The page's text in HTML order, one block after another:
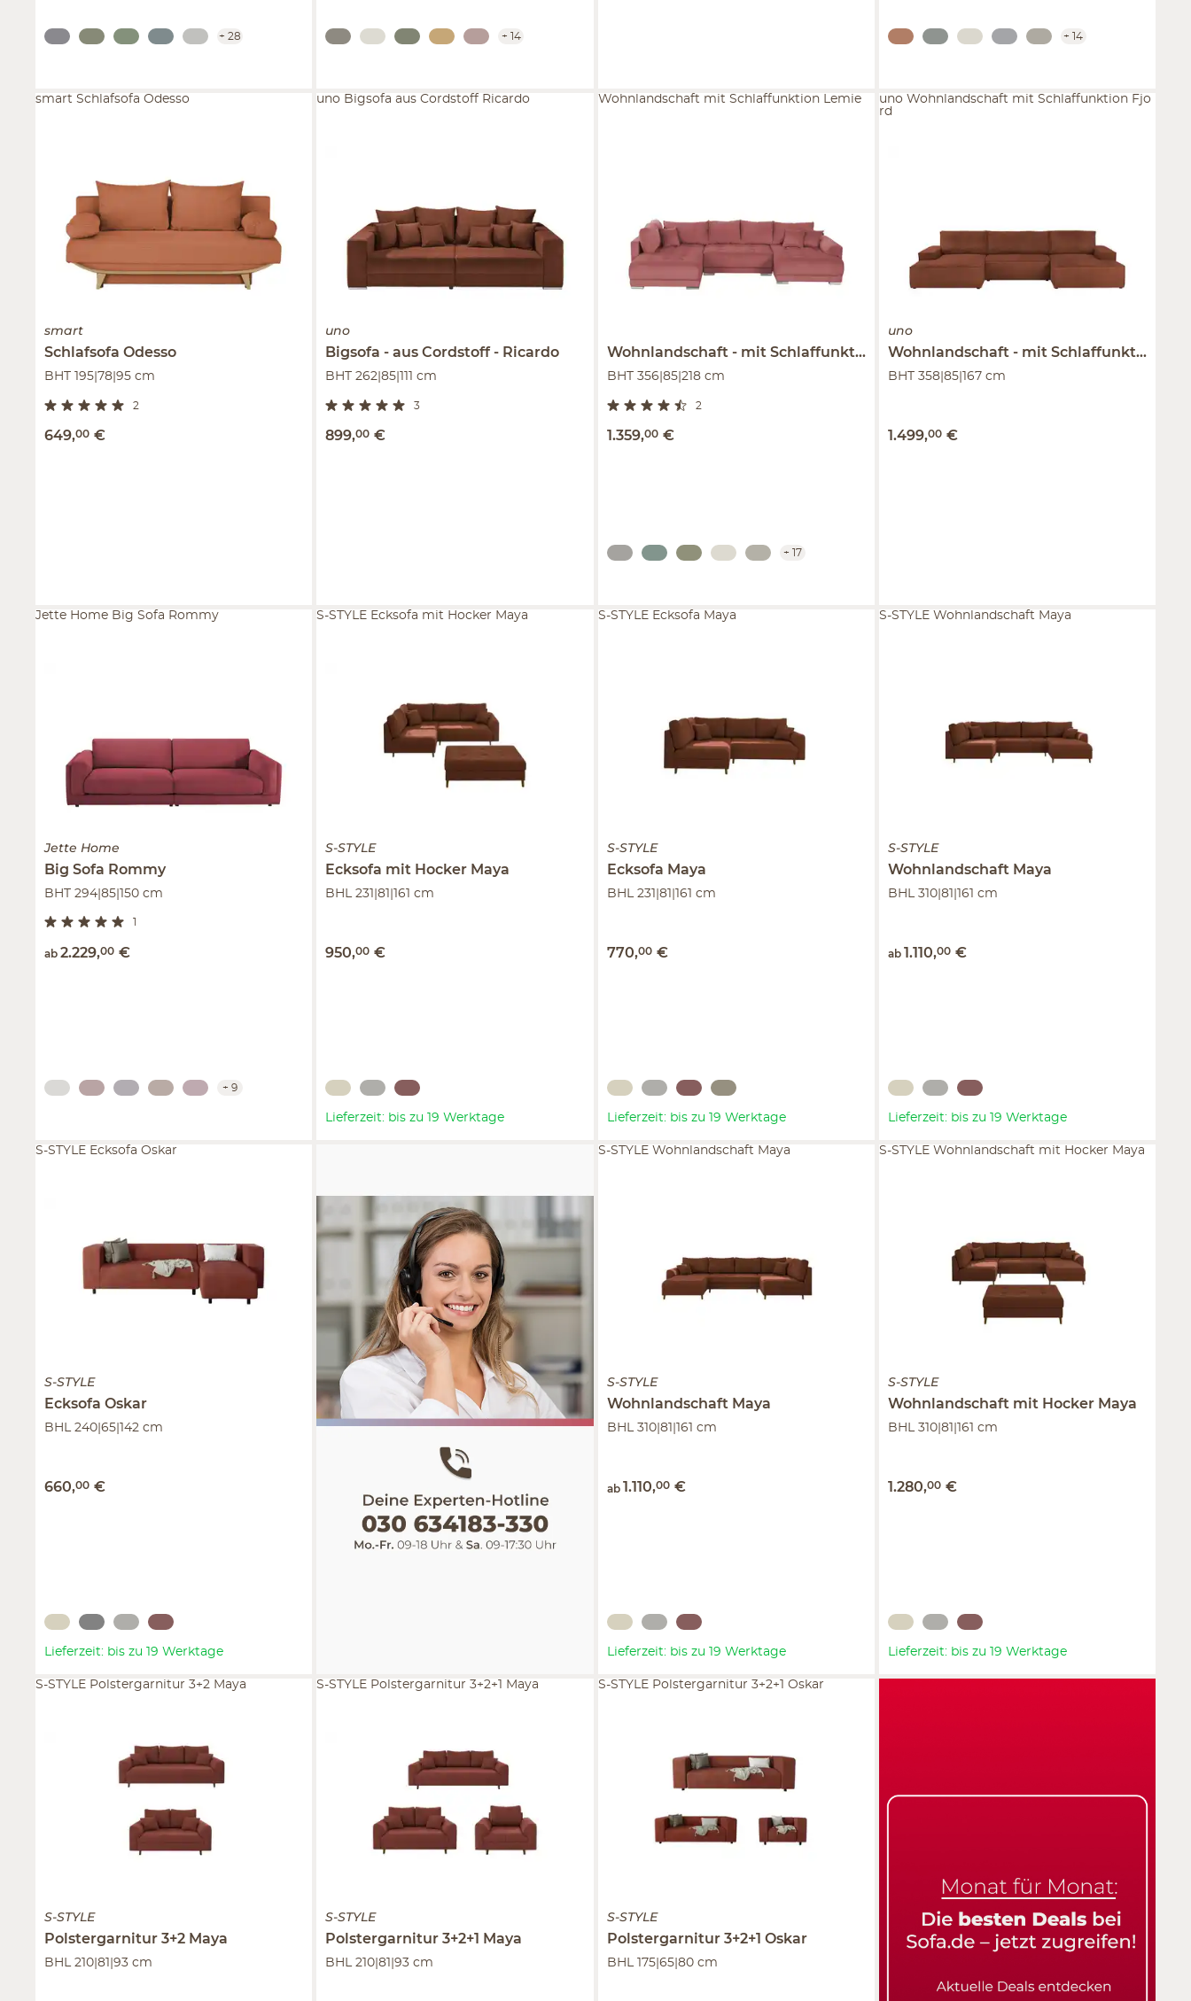
+28 + 14 +14
smart
SchlafsofaOdesso
BHT 195|78|95 cm
2
649,00 €
smart Schlafsofa Odesso
uno
Bigsofa aus Cordstoff Ricardo
BHT 262|85|111 cm
3
899,00 €
uno Bigsofa aus Cordstoff Ricardo
Wohnlandschaft mit Schlaffunktion Lemie
BHT 356|85|218 cm
2
1.359,00 €
Wohnlandschaft mit Schlaffunktion Lemie
+ 17
uno
Wohnlandschaft mit Schlaffunktion
BHT 358|85|167 cm
1.499,00 €
uno Wohnlandschaft mit Schlaffunktion Fjo
rd
Jette Home
Big Sofa Rommy
BHT 294|85|150 cm
ab 2.229,00 €
Jette Home Big Sofa Rommy
+9
S-STYLE
Ecksofa mit Hocker Maya
BHL 231|81|161 cm
950,00 €
S-STYLE Ecksofa mit Hocker Maya
Lieferzeit: bis zu 19 Werktage
S-STYLE
Ecksofa Maya
BHL 231|81|161 cm
770,00 €
S-STYLE Ecksofa Maya
Lieferzeit: bis zu 19 Werktage
S-STYLE
Wohnlandschaft Maya
BHL 310|81|161 cm
ab 1.110,00 €
S-STYLE Wohnlandschaft Maya
Lieferzeit: bis zu 19 Werktage
S-STYLE
EcksofaOskar
BHL 240|65|142 cm
660,00 €
S-STYLE Ecksofa Oskar
Lieferzeit: bis zu 19 Werktage
S-STYLE
Wohnlandschaft Maya
BHL 310|81|161 cm
ab 1.110,00 €
S-STYLE Wohnlandschaft Maya
Lieferzeit: bis zu 19 Werktage
S-STYLE
Wohnlandschaft mit Hocker Maya
BHL 310|81|161 cm
1.280,00 €
S-STYLE Wohnlandschaft mit Hocker Maya
Lieferzeit: bis zu 19 Werktage
S-STYLE
Polstergarnitur 3+2 Maya
BHL 210|81|93 cm
S-STYLE Polstergarnitur 3+2 Maya
S-STYLE
Polstergarnitur 3+2+1 Maya
BHL 210|81|93 cm
S-STYLE Polstergarnitur 3+2+1 Maya
S-STYLE
Polstergarnitur 3+2+1 Oskar
BHL 175|65|80 cm
S-STYLE Polstergarnitur 3+2+1 Oskar